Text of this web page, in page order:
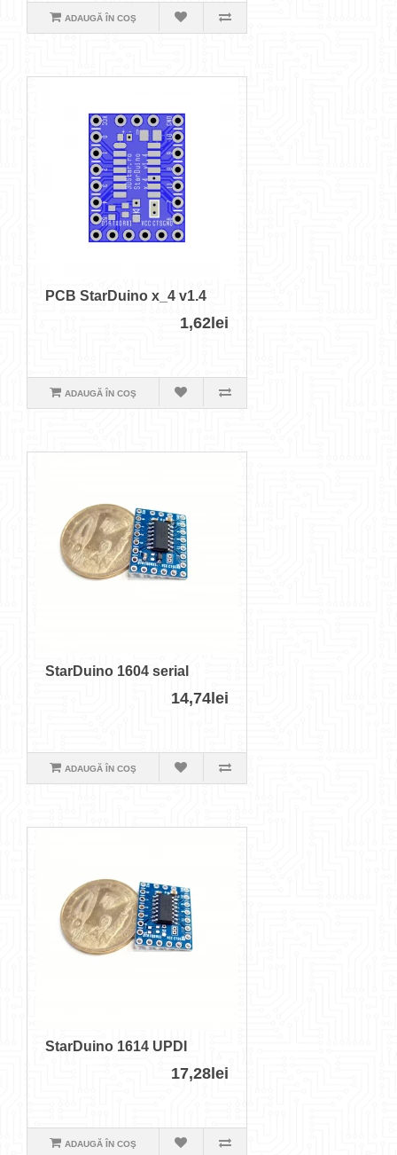
ADAUGĂ ÎN COŞ
PCB StarDuino x_4 v1.4
1,62lei
ADAUGĂ ÎN COŞ
StarDuino 1604 serial
14,74lei
ADAUGĂ ÎN COŞ
StarDuino 1614 UPDI
17,28lei
ADAUGĂ ÎN COŞ